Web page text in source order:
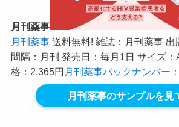
月刊薬事
月刊薬事送料無料! 雑誌：月刊薬事 出
間隔：月刊 発売日：毎月1日 サイズ
格：2,365円 月刊薬事バックナンバー
月刊薬事のサンプルを見